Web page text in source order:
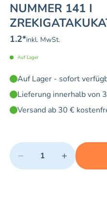
NUMMER 141 I
1.2*inkl. MwSt.
Auf Lager
Auf Lager - sofort
Lieferung innerhalb von
Versand ab 30 €
Quantity
− +
Minimum quantity: 1
Add 1 item to cart